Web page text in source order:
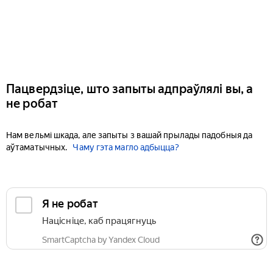
Пацвердзіце, што запыты адпраўлялі вы, а
не робат
Нам вельмі шкада, але запыты з вашай прылады падобныя да
аўтаматычных.
Чаму гэта магло адбыцца?
Я не робат
Націсніце, каб працягнуць
SmartCaptcha by Yandex Cloud